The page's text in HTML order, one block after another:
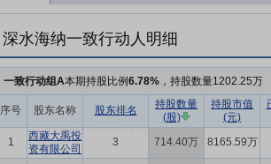
深水海纳一致行动人明细
一致行动组A本期持股比例6.78% ，持股数量1202.25万
序号 股东名称 股东排名
持股数量
(股)
持股市值
(元)
1
西藏大禹投
资有限公司
3 714.40万 8165.59万